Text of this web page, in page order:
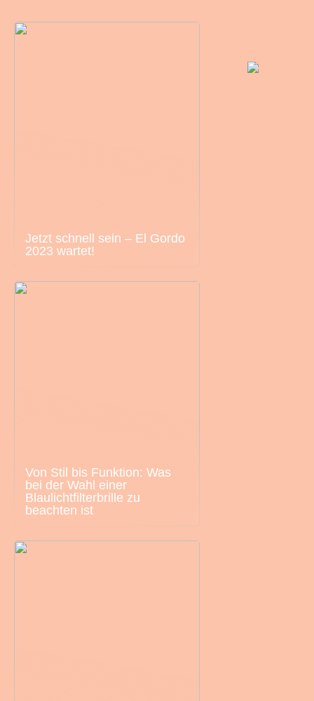
Jetzt schnell sein – El Gordo
2023 wartet!
Von Stil bis Funktion: Was
bei der Wahl einer
Blaulichtfilterbrille zu
beachten ist